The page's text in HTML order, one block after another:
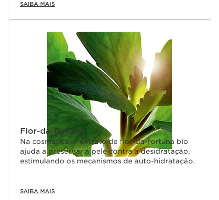
SAIBA MAIS
Flor-da-fortuna
Na cosmética, o extrato de flor-da-fortuna bio
ajuda a preservar a pele contra a desidratação,
estimulando os mecanismos de auto-hidratação.
SAIBA MAIS